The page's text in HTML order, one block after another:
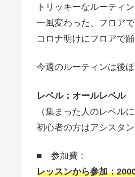
トリッキーなルーティ
一風変わった、フロア
コロナ明けにフロアで
今週のルーティンは後
レベル：オールレベル
（集まった人のレベル
初心者の方はアシスタ
■ 参加費：
レッスンから参加：